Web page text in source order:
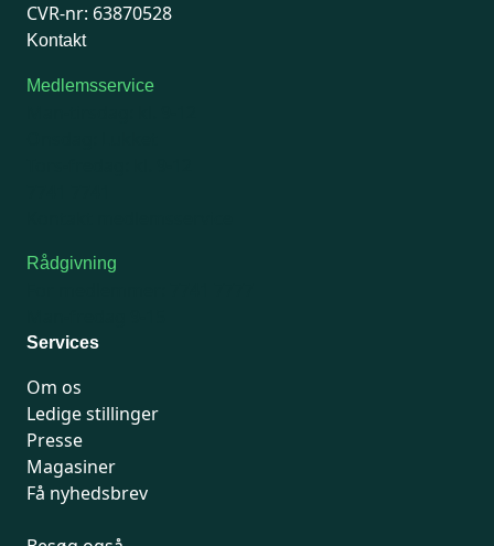
CVR-nr: 63870528
Kontakt
Medlemsservice
Rådgivning
Services
Om os
Ledige stillinger
Presse
Magasiner
Få nyhedsbrev